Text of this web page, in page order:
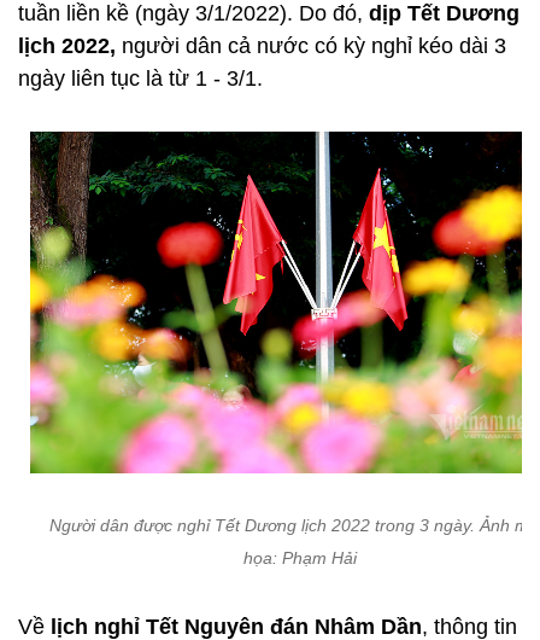
tuần liền kề (ngày 3/1/2022). Do đó, dịp Tết Dương
lịch 2022, người dân cả nước có kỳ nghỉ kéo dài 3
ngày liên tục là từ 1 - 3/1.
Người dân được nghỉ Tết Dương lịch 2022 trong 3 ngày. Ảnh
họa: Phạm Hải
Về lịch nghỉ Tết Nguyên đán Nhâm Dần, thông tin